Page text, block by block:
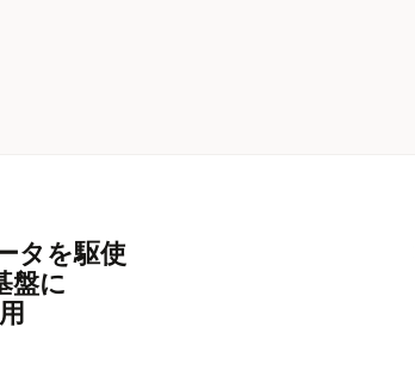
タを駆使
盤に